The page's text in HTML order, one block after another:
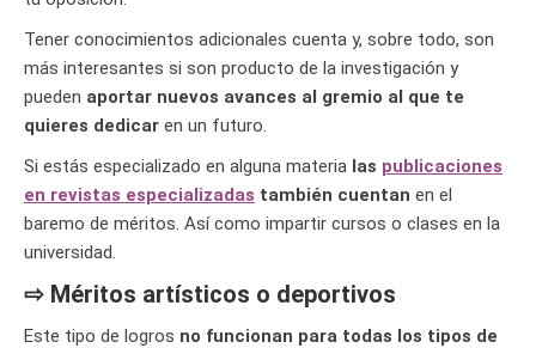
Tener conocimientos adicionales cuenta y, sobre todo, son
más interesantes si son producto de la investigación y
pueden aportar nuevos avances al gremio al que te
quieres dedicar en un futuro.
Si estás especializado en alguna materia las publicaciones
en revistas especializadas también cuentan en el
baremo de méritos. Así como impartir cursos o clases en la
universidad.
⇨ Méritos artísticos o deportivos
Este tipo de logros no funcionan para todas los tipos de